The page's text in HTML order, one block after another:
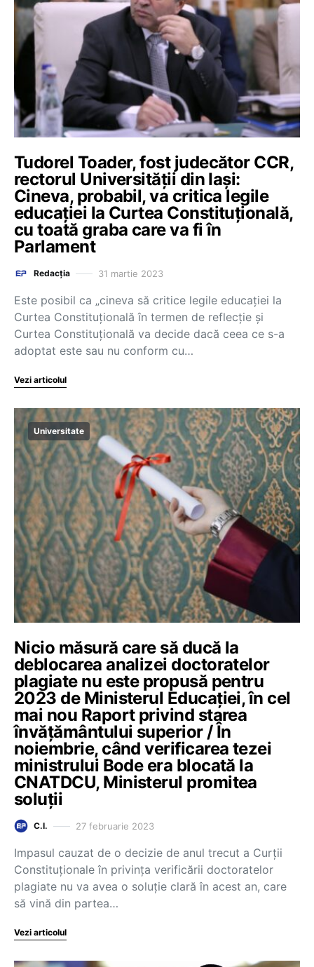
Tudorel Toader, fost judecător CCR,
rectorul Universității din Iași:
Cineva, probabil, va critica legile
educației la Curtea Constituțională,
cu toată graba care va fi în
Parlament
Redacția 31 martie 2023
Este posibil ca „cineva să critice legile educației la
Curtea Constituțională în termen de reflecție și
Curtea Constituțională va decide dacă ceea ce s-a
adoptat este sau nu conform cu…
Vezi articolul
Universitate
Nicio măsură care să ducă la
deblocarea analizei doctoratelor
plagiate nu este propusă pentru
2023 de Ministerul Educației, în cel
mai nou Raport privind starea
învățământului superior / În
noiembrie, când verificarea tezei
ministrului Bode era blocată la
CNATDCU, Ministerul promitea
soluții
C.I. 27 februarie 2023
Impasul cauzat de o decizie de anul trecut a Curții
Constituționale în privința verificării doctoratelor
plagiate nu va avea o soluție clară în acest an, care
să vină din partea…
Vezi articolul